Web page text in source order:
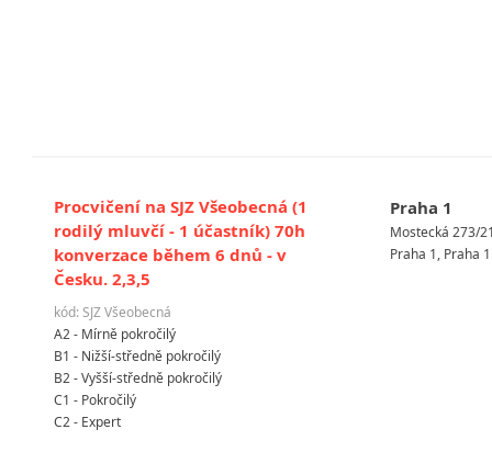
Procvičení na SJZ Všeobecná (1
rodilý mluvčí - 1 účastník) 70h
konverzace během 6 dnů - v
Česku. 2,3,5
kód: SJZ Všeobecná
A2 - Mírně pokročilý
B1 - Nižší-středně pokročilý
B2 - Vyšší-středně pokročilý
C1 - Pokročilý
C2 - Expert
Praha 1
Mostecká 273/
Praha 1, Praha 1